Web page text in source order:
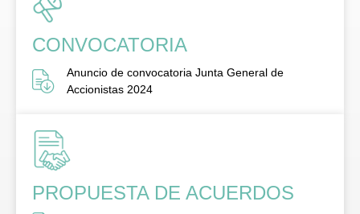
CONVOCATORIA
Anuncio de convocatoria Junta General de
Accionistas 2024
PROPUESTA DE ACUERDOS